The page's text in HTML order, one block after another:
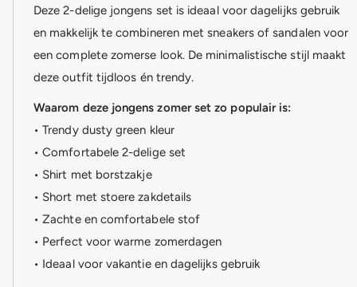
Deze 2-delige jongens set is ideaal voor dagelijks gebruik
en makkelijk te combineren met sneakers of sandalen voor
een complete zomerse look. De minimalistische stijl maakt
deze outfit tijdloos én trendy.
Waarom deze jongens zomer set zo populair is:
• Trendy dusty green kleur
• Comfortabele 2-delige set
• Shirt met borstzakje
• Short met stoere zakdetails
• Zachte en comfortabele stof
• Perfect voor warme zomerdagen
• Ideaal voor vakantie en dagelijks gebruik